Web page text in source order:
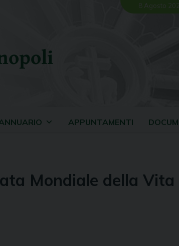
8 Agosto
APPUNTAMENTI
Mondiale della